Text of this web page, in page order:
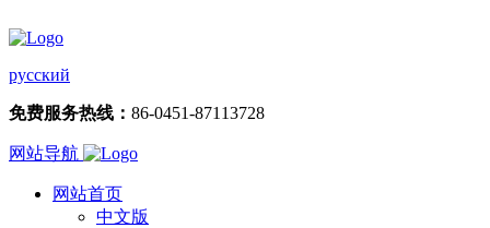
русский
免费服务热线： 86-0451-87113728
网站导航
网站首页
中文版